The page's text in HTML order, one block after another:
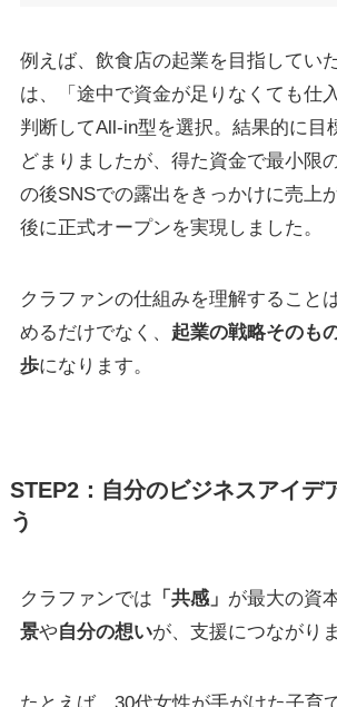
例えば、飲食店の起業を目指してい
は、「途中で資金が足りなくても仕
判断してAll-in型を選択。結果的に目
どまりましたが、得た資金で最小限
の後SNSでの露出をきっかけに売上
後に正式オープンを実現しました。
クラファンの仕組みを理解すること
めるだけでなく、 起業の戦略そのも
歩になります。
STEP2：自分のビジネスアイデ
う
クラファンでは 「共感」 が最大の資
景や自分の想いが、支援につながりま